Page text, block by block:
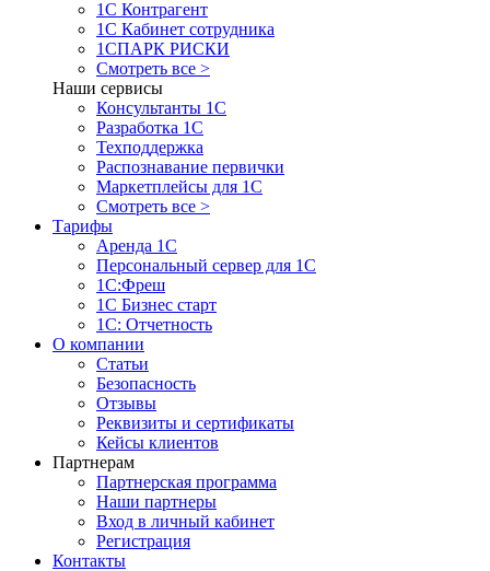
1С Контрагент
1С Кабинет сотрудника
1СПАРК РИСКИ
Смотреть все >
Наши сервисы
Консультанты 1С
Разработка 1С
Техподдержка
Распознавание первички
Маркетплейсы для 1С
Смотреть все >
Тарифы
Аренда 1С
Персональный сервер для 1С
1С:Фреш
1С Бизнес старт
1С: Отчетность
О компании
Статьи
Безопасность
Отзывы
Реквизиты и сертификаты
Кейсы клиентов
Партнерам
Партнерская программа
Наши партнеры
Вход в личный кабинет
Регистрация
Контакты